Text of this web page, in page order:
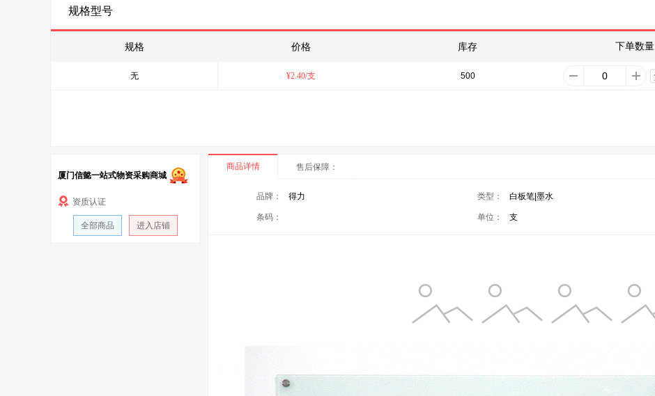
规格型号
规格 价格 库存 下单数量
无 ¥2.40/支 500
厦门信懿一站式物资采购商城
资质认证
全部商品 进入店铺
商品详情 售后保障：
品牌： 得力 类型： 白板笔|墨水
条码： 单位： 支